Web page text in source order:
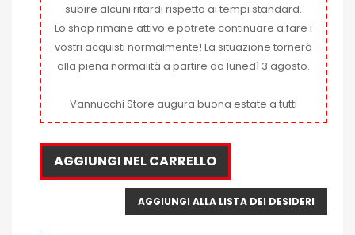
subire alcuni ritardi rispetto ai tempi standard.
Lo shop rimane attivo e potrete continuare a fare i
vostri acquisti normalmente! La situazione tornerà
alla piena normalità a partire da lunedì 3 agosto.
Vannucchi Store augura buona estate a tutti
AGGIUNGI NEL CARRELLO
AGGIUNGI ALLA LISTA DEI DESIDERI